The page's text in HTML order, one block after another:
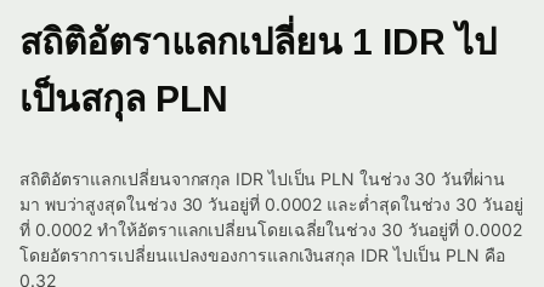
สถิติอัตราแลกเปลี่ยน 1 IDR ไป
เป็นสกุล PLN
สถิติอัตราแลกเปลี่ยนจากสกุล IDR ไปเป็น PLN ในช่วง 30 วันที่ผ่าน
มา พบว่าสูงสุดในช่วง 30 วันอยู่ที่ 0.0002 และต่ำสุดในช่วง 30 วันอยู่
ที่ 0.0002 ทำให้อัตราแลกเปลี่ยนโดยเฉลี่ยในช่วง 30 วันอยู่ที่ 0.0002
โดยอัตราการเปลี่ยนแปลงของการแลกเงินสกุล IDR ไปเป็น PLN คือ
0.32